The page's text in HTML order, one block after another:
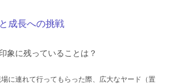
成長への挑戦
象に残っていることは？
に連れて行ってもらった際、広大なヤード（置